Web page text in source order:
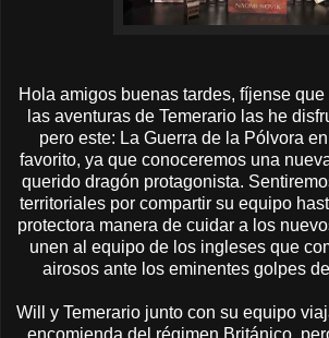
Hola amigos buenas tardes, fíjense
las aventuras de Temerario las he
pero este: La Guerra de la Pólvora
favorito, ya que conoceremos una
querido dragón protagonista.
territoriales por compartir su equipo
protectora manera de cuidar a los
unen al equipo de los ingleses que
airosos ante los eminentes golpes
Will y Temerario junto con su equipo
encomienda del régimen Británico,